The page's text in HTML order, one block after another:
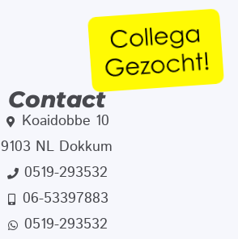
Contact
Koaidobbe 10
9103 NL Dokkum
0519-293532
06-53397883
0519-293532